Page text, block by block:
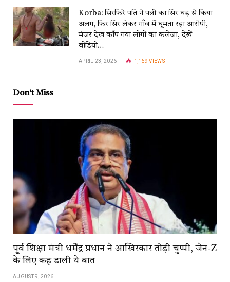
Korba: सिरफिरे पति ने पत्नी का सिर धड़ से किया
अलग, फिर सिर लेकर गाँव में घूमता रहा आरोपी,
मंजर देख काँप गया लोगों का कलेजा, देखें
वीडियो…
APRIL 23, 2026 1,169VIEWS
Don't Miss
पू्र्व शिक्षा मंत्री धर्मेंद्र प्रधान ने आखिरकार तोड़ी चुप्पी, जेन-Z
के लिए कह डाली ये बात
AUGUST 9, 2026